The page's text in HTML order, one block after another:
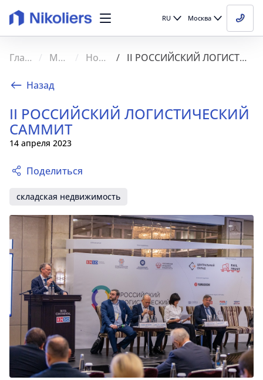
RU Москва
Главная Медиа Новости II РОССИЙСКИЙ ЛОГИСТИЧЕСКИЙ САММИТ
Назад
II РОССИЙСКИЙ ЛОГИСТИЧЕСКИЙ
САММИТ
14 апреля 2023
Поделиться
складская недвижимость